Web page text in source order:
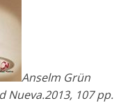
Anselm Grün
Nueva.2013, 107 pp.